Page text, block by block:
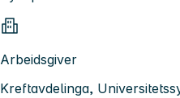
Arbeidsgiver
Kreftavdelinga,